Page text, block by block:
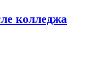
колледжа